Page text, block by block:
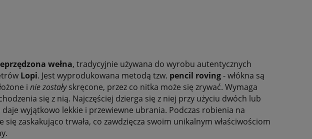
wełna, tradycyjnie używana do wyrobu autentycznych
Lopi. Jest wyprodukowana metodą tzw. pencil roving- włókna są
i nie zostałyskręcone, przez co nitka może się zrywać. Wymaga
się z nią. Najczęściej dzierga się z niej przy użyciu dwóch lub
wyjątkowo lekkie i przewiewne ubrania. Podczas robienia na
się zaskakująco trwała, co zawdzięcza swoim unikalnym właściwościom